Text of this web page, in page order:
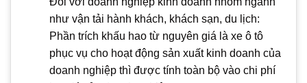
như vận tải hành khách, khách sạn, du lịch:
Phần trích khấu hao từ nguyên giá là xe ô tô
phục vụ cho hoạt động sản xuất kinh doanh của
doanh nghiệp thì được tính toàn bộ vào chi phí